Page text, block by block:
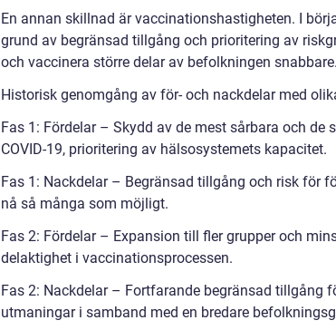
En annan skillnad är vaccinationshastigheten. I
grund av begränsad tillgång och prioritering av
och vaccinera större delar av befolkningen snabbare.
Historisk genomgång av för- och nackdelar med
Fas 1: Fördelar – Skydd av de mest sårbara och
COVID-19, prioritering av hälsosystemets kapacitet.
Fas 1: Nackdelar – Begränsad tillgång och risk för
nå så många som möjligt.
Fas 2: Fördelar – Expansion till fler grupper och
delaktighet i vaccinationsprocessen.
Fas 2: Nackdelar – Fortfarande begränsad tillgång
utmaningar i samband med en bredare